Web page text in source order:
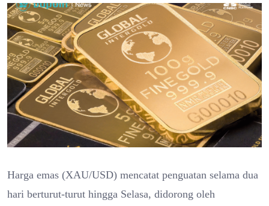
Harga emas (XAU/USD) mencatat penguatan selama dua
hari berturut-turut hingga Selasa, didorong oleh